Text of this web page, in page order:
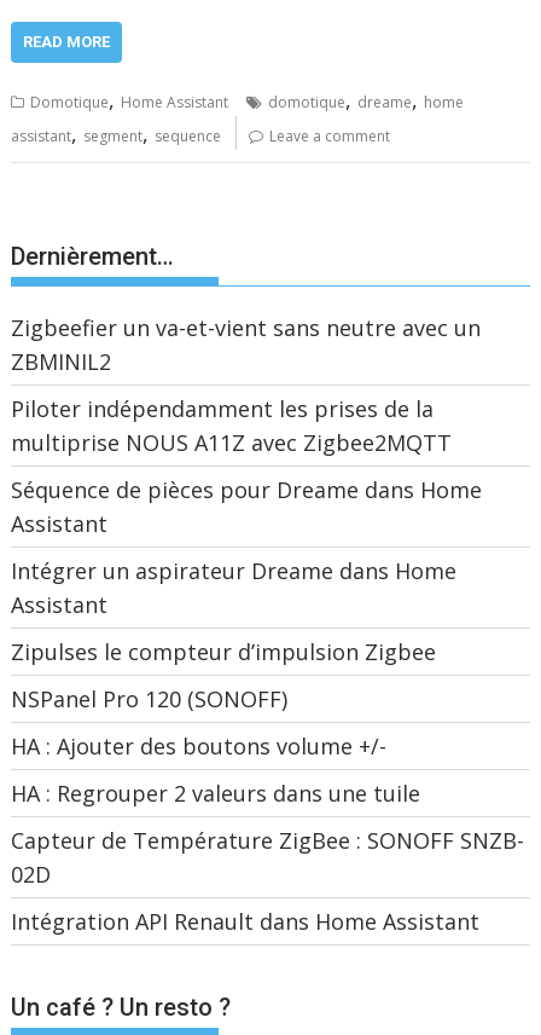
READ MORE
Domotique, Home Assistant domotique, dreame, home
assistant, segment, sequence Leave a comment
Dernièrement…
Zigbeefier un va-et-vient sans neutre avec un
ZBMINIL2
Piloter indépendamment les prises de la
multiprise NOUS A11Z avec Zigbee2MQTT
Séquence de pièces pour Dreame dans Home
Assistant
Intégrer un aspirateur Dreame dans Home
Assistant
Zipulses le compteur d’impulsion Zigbee
NSPanel Pro 120 (SONOFF)
HA : Ajouter des boutons volume +/-
HA : Regrouper 2 valeurs dans une tuile
Capteur de Température ZigBee : SONOFF SNZB-
02D
Intégration API Renault dans Home Assistant
Un café ? Un resto ?